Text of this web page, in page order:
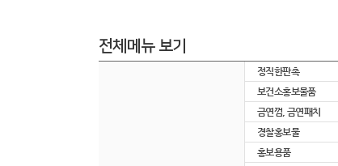
전체메뉴 보기
정직한판촉
보건소홍보물품
금연껌, 금연패치
경찰홍보물
홍보용품